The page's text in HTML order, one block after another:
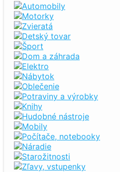
Automobily
Motorky
Zvieratá
Detský tovar
Šport
Dom a záhrada
Elektro
Nábytok
Oblečenie
Potraviny a výrobky
Knihy
Hudobné nástroje
Mobily
Počítače, notebooky
Náradie
Starožitnosti
Zľavy, vstupenky